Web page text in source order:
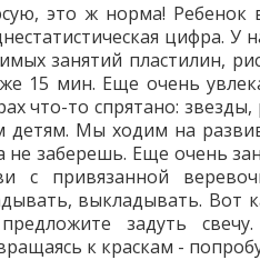
это ж норма! Ребенок
цифра.
занятий пластилин,
15 мин. Еще очень
что-то спрятано:
детям. Мы ходим на
не заберешь. Еще очень
с привязанной
выкладывать. Вот
задуть
к краскам -